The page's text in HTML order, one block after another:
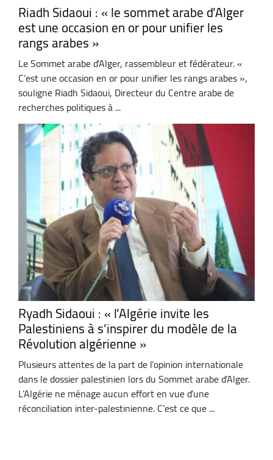
Riadh Sidaoui : « le sommet arabe d’Alger
est une occasion en or pour unifier les
rangs arabes »
Le Sommet arabe d’Alger, rassembleur et fédérateur. «
C’est une occasion en or pour unifier les rangs arabes »,
souligne Riadh Sidaoui, Directeur du Centre arabe de
recherches politiques à ...
Ryadh Sidaoui : « l’Algérie invite les
Palestiniens à s’inspirer du modèle de la
Révolution algérienne »
Plusieurs attentes de la part de l’opinion internationale
dans le dossier palestinien lors du Sommet arabe d’Alger.
L’Algérie ne ménage aucun effort en vue d’une
réconciliation inter-palestinienne. C’est ce que ...